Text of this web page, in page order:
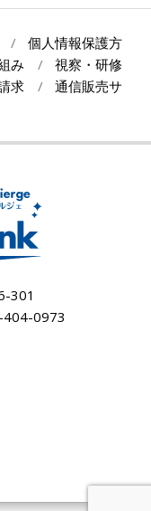
個人情報保護方
み
視察・研修
求
通信販売サ
301
0973